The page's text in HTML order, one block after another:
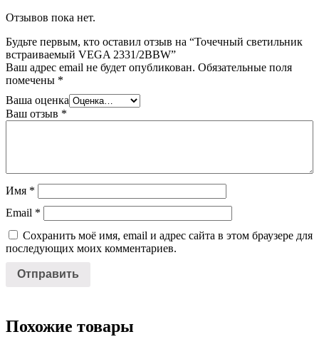
Отзывов пока нет.
Будьте первым, кто оставил отзыв на “Точечный светильник
встраиваемый VEGA 2331/2BBW”
Ваш адрес email не будет опубликован. Обязательные поля
помечены *
Ваша оценка
Ваш отзыв *
Имя *
Email *
Сохранить моё имя, email и адрес сайта в этом браузере для
последующих моих комментариев.
Похожие товары